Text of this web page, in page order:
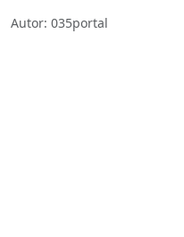
Autor: 035portal